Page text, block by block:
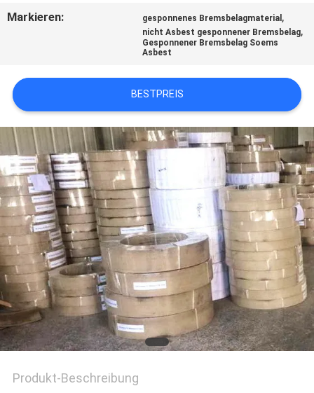
FORDERN
SITEMAP
PRIVACY
POLICY
Markieren: gesponnenes Bremsbelagmaterial ,
nicht Asbest gesponnener Bremsbelag,
Gesponnener Bremsbelag Soems
Asbest
BESTPREIS
Produkt-Beschreibung